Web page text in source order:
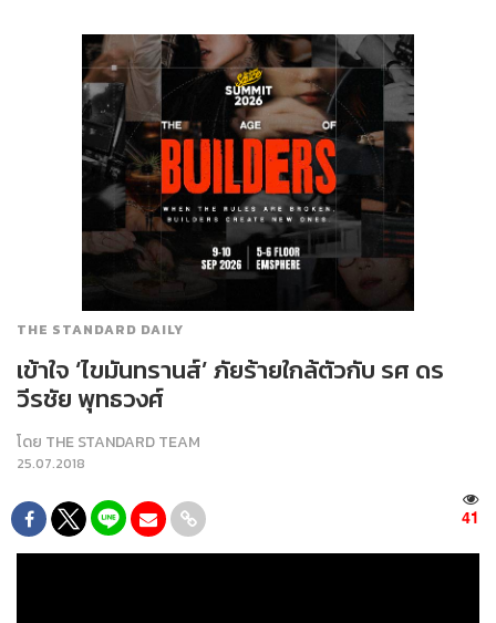
THE STANDARD DAILY
เข้าใจ ‘ไขมันทรานส์’ ภัยร้ายใกล้ตัวกับ รศ ดร
วีรชัย พุทธวงศ์
โดย THE STANDARD TEAM
25.07.2018
41